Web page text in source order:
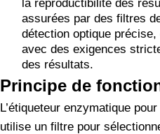
la reproductibilité des
assurées par des filtres
détection optique
avec des exigences
des résultats.
Principe de
L’étiqueteur enzymatique
utilise un filtre pour